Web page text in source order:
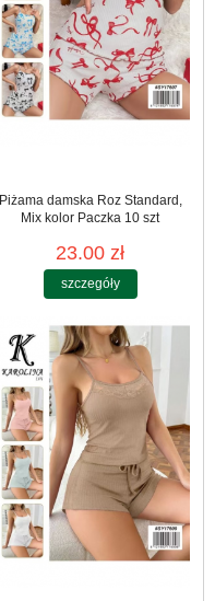
Piżama damska Roz Standard,
Mix kolor Paczka 10 szt
23.00 zł
szczegóły